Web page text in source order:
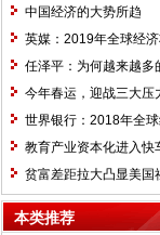
预期
中国经济的大势所趋
英媒：2019年全球经
任泽平：为何越来越多
经济？
今年春运，迎战三大压
世界银行：2018年全
加快至3.1%
教育产业资本化进入快
誉减值“雷区”
贫富差距拉大凸显美国
（深度观察）
本类推荐